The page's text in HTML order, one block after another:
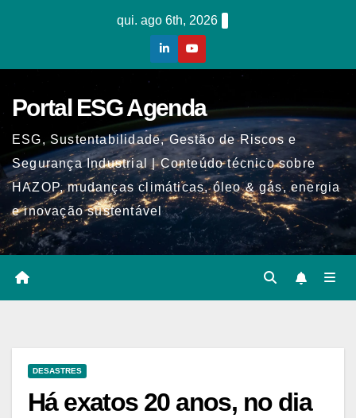
qui. ago 6th, 2026
Portal ESG Agenda
ESG, Sustentabilidade, Gestão de Riscos e
Segurança Industrial | Conteúdo técnico sobre
HAZOP, mudanças climáticas, óleo & gás, energia
e inovação sustentável
DESASTRES
Há exatos 20 anos, no dia